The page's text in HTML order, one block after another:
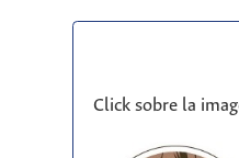
Click sobre la